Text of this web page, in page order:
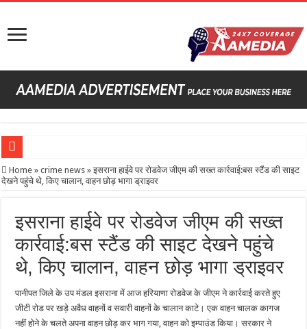
Home » crime news » इसराना हाईवे पर रोडवेज जीएम की सख्त कार्रवाई:बस स्टैंड की साइट
देखने पहुंचे थे, किए चालान, वाहन छोड़ भागा ड्राइवर
इसराना हाईवे पर रोडवेज जीएम की सख्त
कार्रवाई:बस स्टैंड की साइट देखने पहुंचे
थे, किए चालान, वाहन छोड़ भागा ड्राइवर
पानीपत जिले के उप मंडल इसराना में आज हरियाणा रोडवेज के जीएम ने कार्रवाई करते हुए
जीटी रोड पर खड़े अवैध वाहनों व सवारी वाहनों के चालान काटे। एक वाहन चालक कागज
नहीं होने के चलते अपना वाहन छोड़ कर भाग गया, वाहन को इम्पाउंड किया। सरकार ने